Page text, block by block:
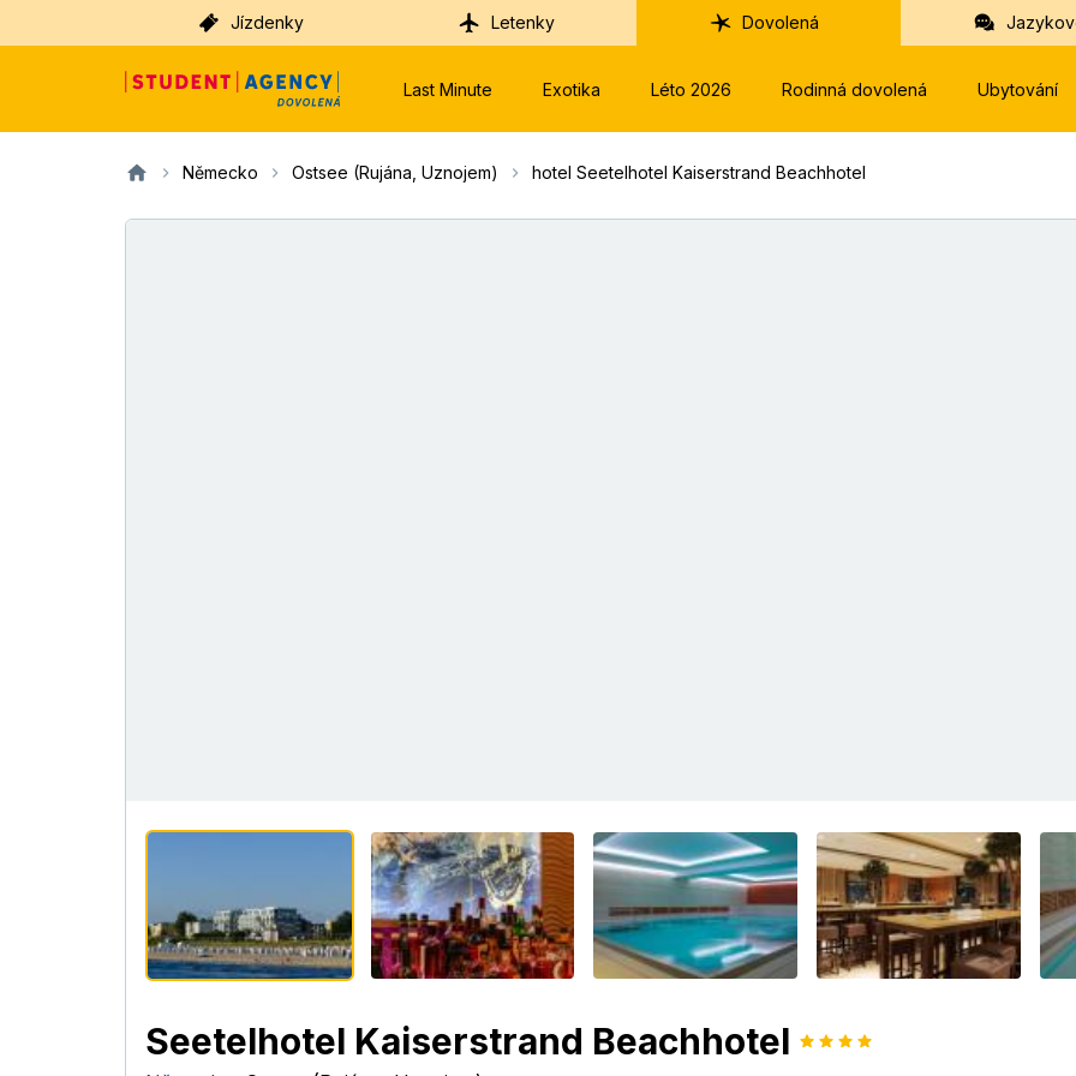
Jízdenky Letenky Dovolená
Last Minute Exotika Léto 2026 Rodinná dovolená Ubytování
Německo Ostsee (Rujána, Uznojem) hotel Seetelhotel Kaiserstrand Beachhotel
Seetelhotel Kaiserstrand Beachhotel